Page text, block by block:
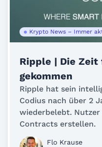
Krypto News – Immer
Ripple | Die
gekommen
Ripple hat sein
Codius nach über 2
wiederbelebt.
Contracts erstellen.
Flo Krause